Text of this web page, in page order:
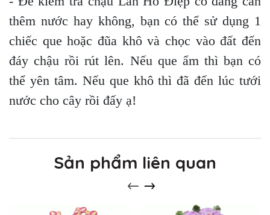
thêm nước hay không, bạn có thể sử dụng 1
chiếc que hoặc đũa khô và chọc vào đất đến
đáy chậu rồi rút lên. Nếu que ẩm thì bạn có
thể yên tâm. Nếu que khô thì đã đến lúc tưới
nước cho cây rồi đấy ạ!
Sản phẩm liên quan